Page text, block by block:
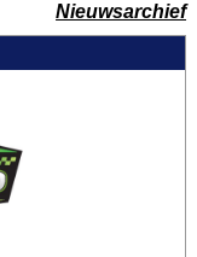
Nieuwsarchief